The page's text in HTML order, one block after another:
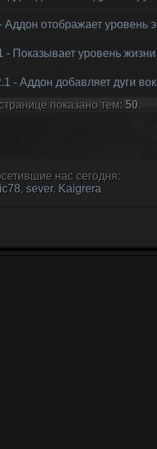
Аддон отображает уровень
- Показывает уровень
- Аддон добавляет дуги
показано тем: 50.
нас сегодня:
, sever, Kaigrera